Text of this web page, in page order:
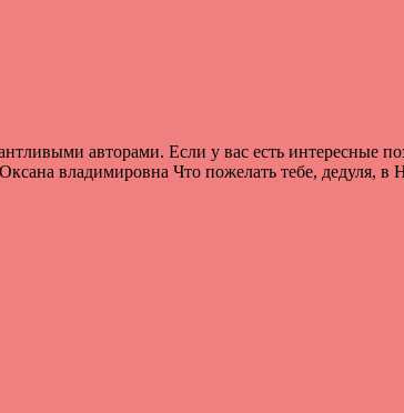
авторами. Если у вас есть интересные
владимировна Что пожелать тебе, дедуля, в